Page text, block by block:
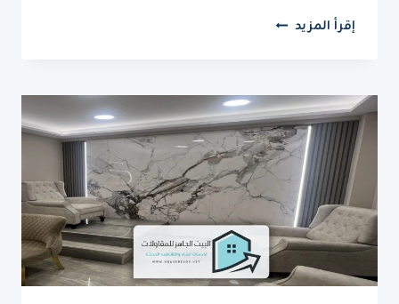
إقرأ المزيد تركيب
ت:
0551751695
–
تنفيذ
جلسات
خارجية
الرياض